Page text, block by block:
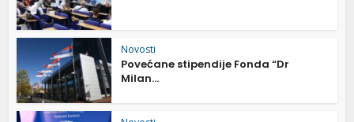
Novosti
Povećane stipendije Fonda “Dr
Milan...